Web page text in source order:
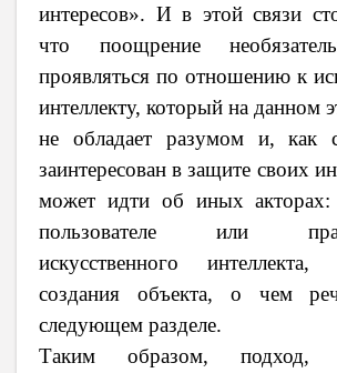
интересов». И в этой связи
что поощрение
проявляться по отношению к
интеллекту, который на данном
не обладает разумом и, как
заинтересован в защите своих
может идти об иных
пользователе или
искусственного интеллекта,
создания объекта, о чем
следующем разделе.
Таким образом, подход,